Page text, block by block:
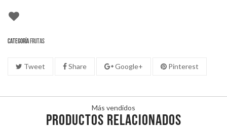
CategoríaFrutas
Tweet Share Google+ Pinterest
Más vendidos
PRODUCTOS RELACIONADOS